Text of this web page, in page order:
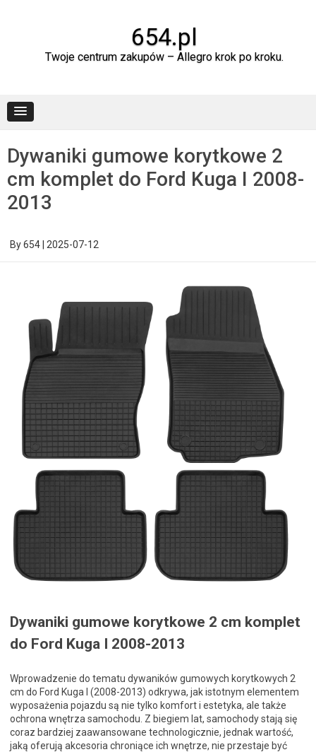
654.pl
Twoje centrum zakupów – Allegro krok po kroku.
Dywaniki gumowe korytkowe 2
cm komplet do Ford Kuga I 2008-
2013
By654 2025-07-12
Dywaniki gumowe korytkowe 2 cm komplet
do Ford Kuga I 2008-2013
Wprowadzenie do tematu dywaników gumowych korytkowych 2
cm do Ford Kuga I (2008-2013) odkrywa, jak istotnym elementem
wyposażenia pojazdu są nie tylko komfort i estetyka, ale także
ochrona wnętrza samochodu. Z biegiem lat, samochody stają się
coraz bardziej zaawansowane technologicznie, jednak wartość,
jaką oferują akcesoria chroniące ich wnętrze, nie przestaje być